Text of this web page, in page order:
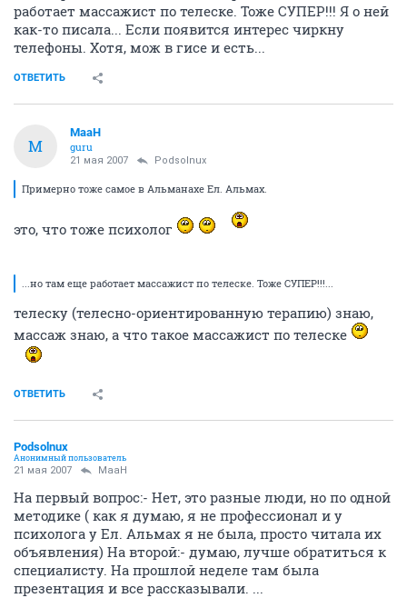
работает массажист по телеске. Тоже СУПЕР!!! Я о ней
как-то писала... Если появится интерес чиркну
телефоны. Хотя, мож в гисе и есть...
ОТВЕТИТЬ
M
MaaH
guru
21 мая 2007 Podsolnux
Примерно тоже самое в Альманахе Ел. Альмах.
это, что тоже психолог
...но там еще работает массажист по телеске. Тоже СУПЕР!!!...
телеску (телесно-ориентированную терапию) знаю,
массаж знаю, а что такое массажист по телеске
ОТВЕТИТЬ
Podsolnux
Анонимный пользователь
21 мая 2007 MaaH
На первый вопрос:- Нет, это разные люди, но по одной
методике ( как я думаю, я не профессионал и у
психолога у Ел. Альмах я не была, просто читала их
объявления) На второй:- думаю, лучше обратиться к
специалисту. На прошлой неделе там была
презентация и все рассказывали. ...